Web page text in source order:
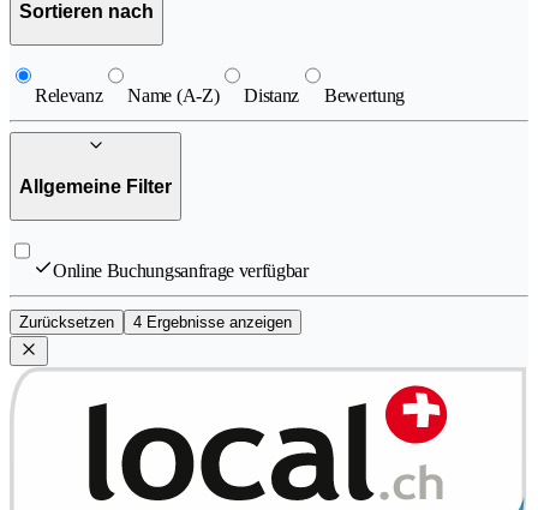
Sortieren nach
Relevanz Name (A-Z) Distanz Bewertung
Allgemeine Filter
Online Buchungsanfrage verfügbar
Zurücksetzen 4 Ergebnisse anzeigen